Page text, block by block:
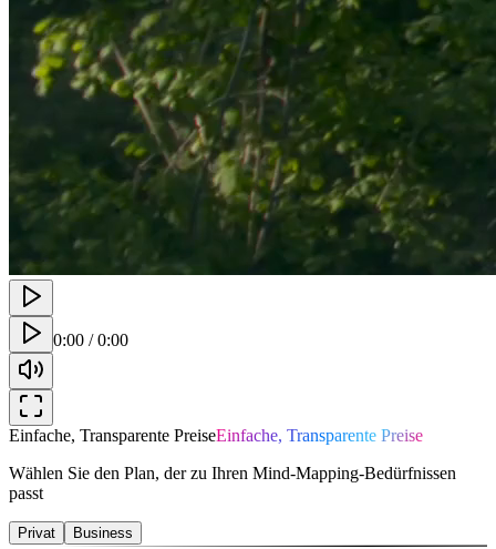
0:00 /0:00
Einfache, Transparente PreiseEinfache, Transparente Preise
Wählen Sie den Plan, der zu Ihren Mind-Mapping-Bedürfnissen
passt
Privat Business